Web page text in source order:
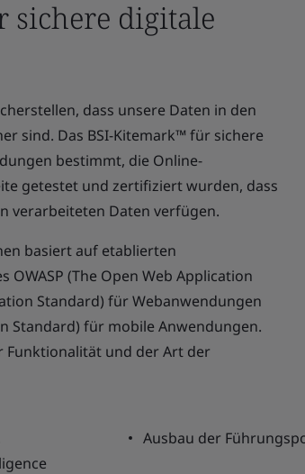
digitale
dass unsere Daten in den
sind. Das BSI-Kitemark™ für sichere
bestimmt, die Online-
getestet und zertifiziert wurden, dass
verarbeiteten Daten verfügen.
basiert auf etablierten
(The Open Web Application
Standard) für Webanwendungen
Standard) für mobile Anwendungen.
Funktionalität und der Art der
Ausbau der